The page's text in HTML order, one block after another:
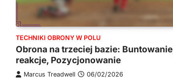
TECHNIKI OBRONY W POLU
Obrona na trzeciej bazie:
reakcje, Pozycjonowanie
Marcus Treadwell 06/02/2026